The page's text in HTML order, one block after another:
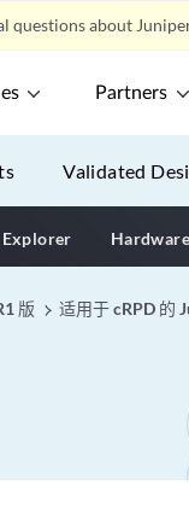
questions about
Partners
Validated
版 适用于 cRPD 的